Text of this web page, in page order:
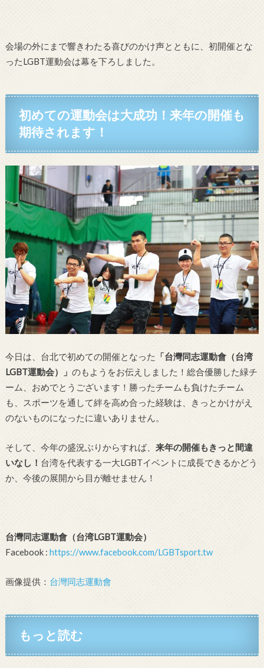
会場の外にまで響きわたる喜びのかけ声とともに、初開催とな
ったLGBT運動会は幕を下ろしました。
初めての運動会は大成功！来年の開催も
期待されます！
今日は、台北で初めての開催となった
「台灣同志運動會（台湾
LGBT運動会）」 のもようをお伝えしました！総合優勝した緑チ
ーム、おめでとうございます！勝ったチームも負けたチーム
も、スポーツを通して絆を高め合った経験は、きっとかけがえ
のないものになったに違いありません。
そして、今年の盛況ぶりからすれば、 来年の開催もきっと間違
いなし！ 台湾を代表する一大LGBTイベントに成長できるかどう
か、今後の展開から目が離せません！
台灣同志運動會（台湾LGBT運動会）
Facebook : https://www.facebook.com/LGBTsport.tw
画像提供： 台灣同志運動會
もっと読む